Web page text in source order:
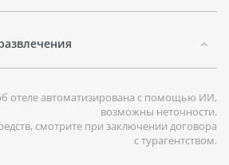
отеле автоматизирована с помощью ИИ,
возможны неточности.
смотрите при заключении договора
с турагентством.